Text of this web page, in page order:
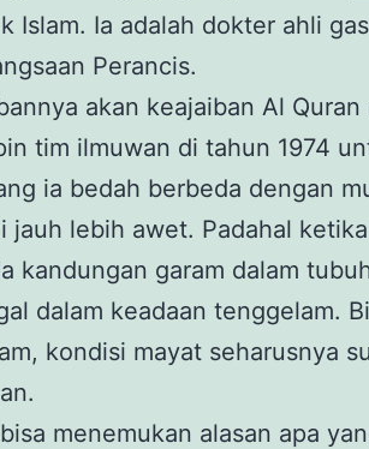
Islam. Ia adalah dokter ahli
Perancis.
akan keajaiban Al
tim ilmuwan di tahun 1974
ia bedah berbeda dengan
jauh lebih awet. Padahal
kandungan garam dalam
dalam keadaan tenggelam.
kondisi mayat seharusnya
menemukan alasan apa